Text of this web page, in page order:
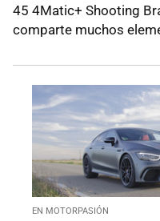
45 4Matic+ Shooting
comparte muchos
EN MOTORPASIÓN